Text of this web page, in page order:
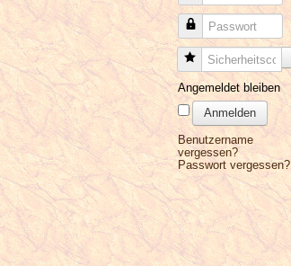
Passwort
Sicherheitscode
Angemeldet bleiben
Anmelden
Benutzername
vergessen?
Passwort vergessen?